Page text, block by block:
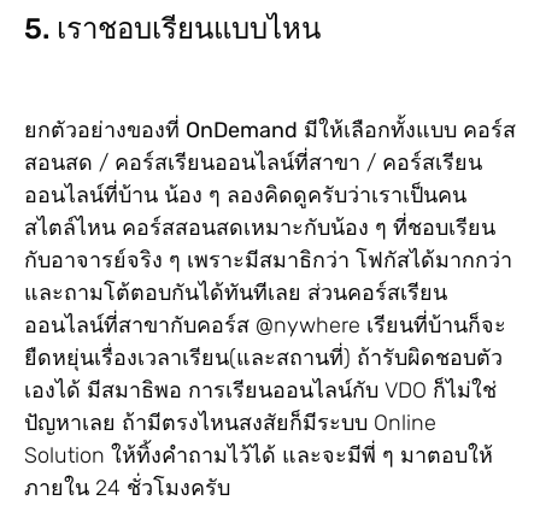
5. เราชอบเรียนแบบไหน
ยกตัวอย่างของที่ OnDemand มีให้เลือกทั้งแบบ คอร์ส
สอนสด / คอร์สเรียนออนไลน์ที่สาขา / คอร์สเรียน
ออนไลน์ที่บ้าน น้อง ๆ ลองคิดดูครับว่าเราเป็นคน
สไตล์ไหน คอร์สสอนสดเหมาะกับน้อง ๆ ที่ชอบเรียน
กับอาจารย์จริง ๆ เพราะมีสมาธิกว่า โฟกัสได้มากกว่า
และถามโต้ตอบกันได้ทันทีเลย ส่วนคอร์สเรียน
ออนไลน์ที่สาขากับคอร์ส @nywhere เรียนที่บ้านก็จะ
ยืดหยุ่นเรื่องเวลาเรียน(และสถานที่) ถ้ารับผิดชอบตัว
เองได้ มีสมาธิพอ การเรียนออนไลน์กับ VDO ก็ไม่ใช่
ปัญหาเลย ถ้ามีตรงไหนสงสัยก็มีระบบ Online
Solution ให้ทิ้งคำถามไว้ได้ และจะมีพี่ ๆ มาตอบให้
ภายใน 24 ชั่วโมงครับ